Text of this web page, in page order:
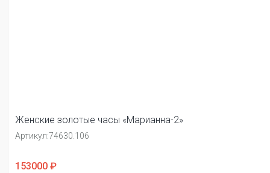
Женские золотые часы «Марианна-2»
Артикул:74630.106
153000 ₽